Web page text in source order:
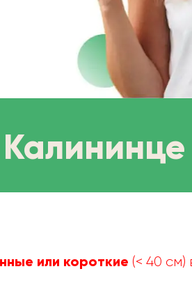
или короткие (< 40